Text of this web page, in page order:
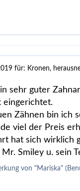
für: Kronen,
sehr guter
eingerichtet.
Zähnen bin ich
viel der Preis
hat sich wirklich
Smiley u. sein
von "Mariska"